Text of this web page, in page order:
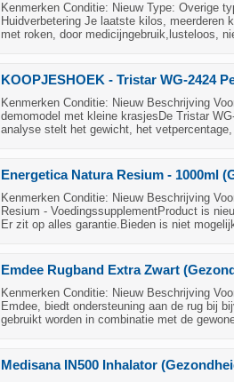
Kenmerken Conditie: Nieuw Type: Overige
Huidverbetering Je laatste kilos, meerderen
met roken, door medicijngebruik,lusteloos,
KOOPJESHOEK - Tristar WG-2424
Kenmerken Conditie: Nieuw Beschrijving
demomodel met kleine krasjesDe Tristar
analyse stelt het gewicht, het
Energetica Natura Resium - 1000ml
Kenmerken Conditie: Nieuw Beschrijving
Resium - VoedingssupplementProduct is
Er zit op alles garantie.Bieden is niet
Emdee Rugband Extra Zwart
Kenmerken Conditie: Nieuw Beschrijving
Emdee, biedt ondersteuning aan de rug bij
gebruikt worden in combinatie met de
Medisana IN500 Inhalator